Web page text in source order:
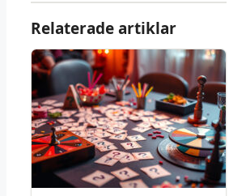
Relaterade artiklar